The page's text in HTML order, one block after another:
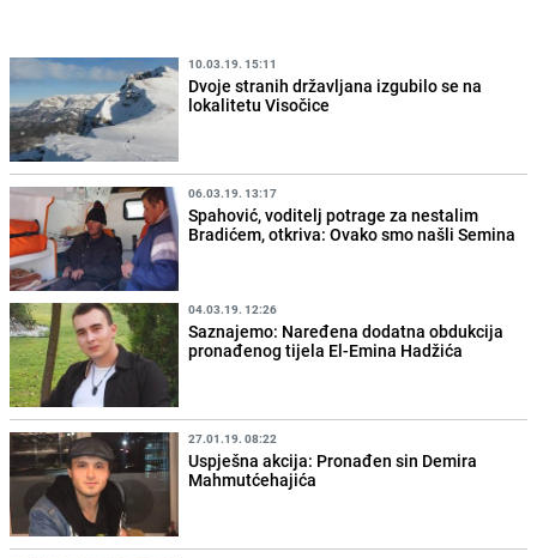
10.03.19. 15:11
Dvoje stranih državljana izgubilo se na
lokalitetu Visočice
06.03.19. 13:17
Spahović, voditelj potrage za nestalim
Bradićem, otkriva: Ovako smo našli Semina
04.03.19. 12:26
Saznajemo: Naređena dodatna obdukcija
pronađenog tijela El-Emina Hadžića
27.01.19. 08:22
Uspješna akcija: Pronađen sin Demira
Mahmutćehajića